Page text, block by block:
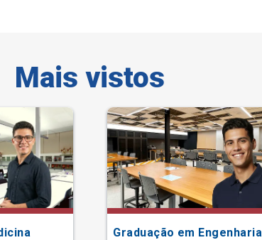
Mais vistos
Graduação em Engenharia